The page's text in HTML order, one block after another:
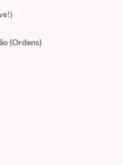
(Ordens)